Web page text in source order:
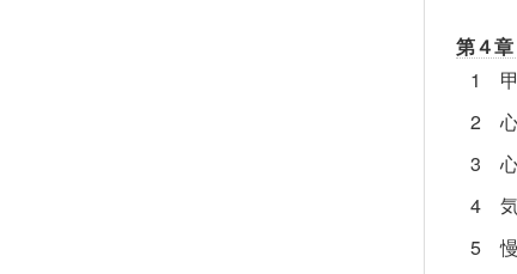
第４
1 甲
2 心
3
4 気
5 慢